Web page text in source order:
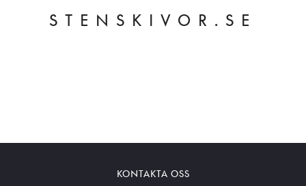
STENSKIVOR.SE
KONTAKTA OSS